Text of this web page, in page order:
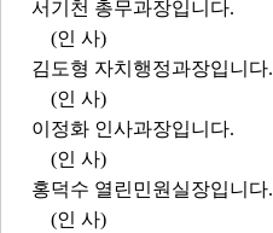
서기천 총무과장입니다.
(인 사)
김도형 자치행정과장입니다.
(인 사)
이정화 인사과장입니다.
(인 사)
홍덕수 열린민원실장입니다.
(인 사)